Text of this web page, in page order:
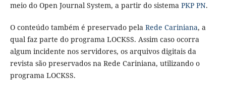
meio do Open Journal System, a partir do sistema PKP PN.
O conteúdo também é preservado pela Rede Cariniana, a
qual faz parte do programa LOCKSS. Assim caso ocorra
algum incidente nos servidores, os arquivos digitais da
revista são preservados na Rede Cariniana, utilizando o
programa LOCKSS.